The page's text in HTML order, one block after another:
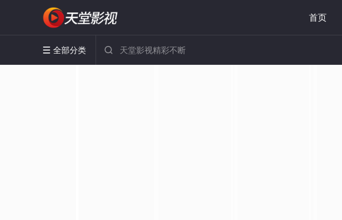
首页
 全部分类 